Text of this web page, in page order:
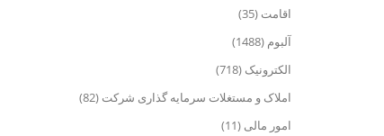
اقامت (35)
آلبوم (1488)
الکترونیک (718)
املاک و مستغلات سرمایه گذاری شرکت (82)
امور مالی (11)